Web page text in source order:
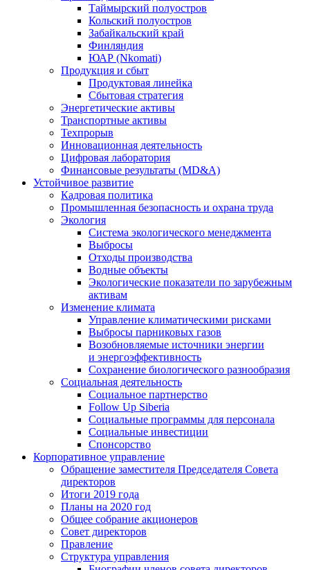
Таймырский полуостров
Кольский полуостров
Забайкальский край
Финляндия
ЮАР (Nkomati)
Продукция и сбыт
Продуктовая линейка
Сбытовая стратегия
Энергетические активы
Транспортные активы
Техпрорыв
Инновационная деятельность
Цифровая лаборатория
Финансовые результаты (MD&A)
Устойчивое развитие
Кадровая политика
Промышленная безопасность и охрана труда
Экология
Система экологического менеджмента
Выбросы
Отходы производства
Водные объекты
Экологические показатели по зарубежным
активам
Изменение климата
Управление климатическими рисками
Выбросы парниковых газов
Возобновляемые источники энергии
и энергоэффективность
Сохранение биологического разнообразия
Социальная деятельность
Социальное партнерство
Follow Up Siberia
Социальные программы для персонала
Социальные инвестиции
Спонсорство
Корпоративное управление
Обращение заместителя Председателя Совета
директоров
Итоги 2019 года
Планы на 2020 год
Общее собрание акционеров
Совет директоров
Правление
Структура управления